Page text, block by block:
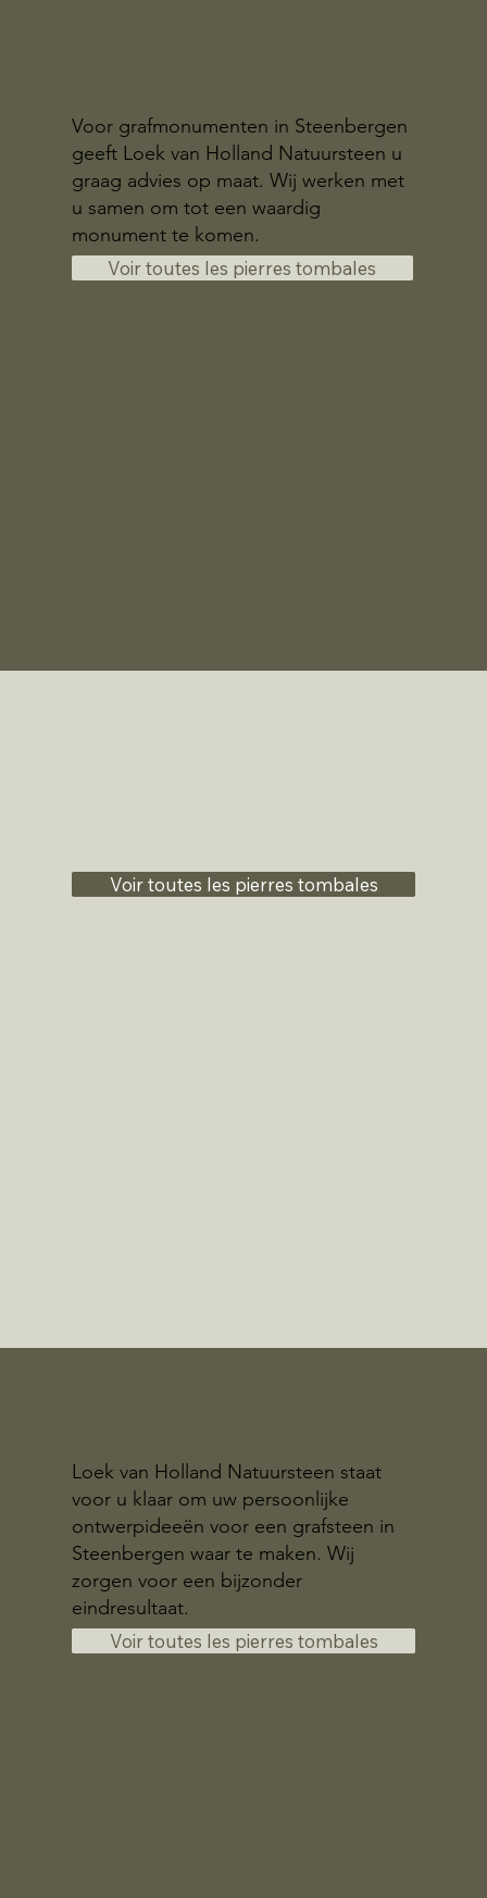
Voor grafmonumenten in Steenbergen
geeft Loek van Holland Natuursteen u
graag advies op maat. Wij werken met
u samen om tot een waardig
monument te komen.
Voir toutes les pierres tombales
Voir toutes les pierres tombales
Loek van Holland Natuursteen staat
voor u klaar om uw persoonlijke
ontwerpideeën voor een grafsteen in
Steenbergen waar te maken. Wij
zorgen voor een bijzonder
eindresultaat.
Voir toutes les pierres tombales